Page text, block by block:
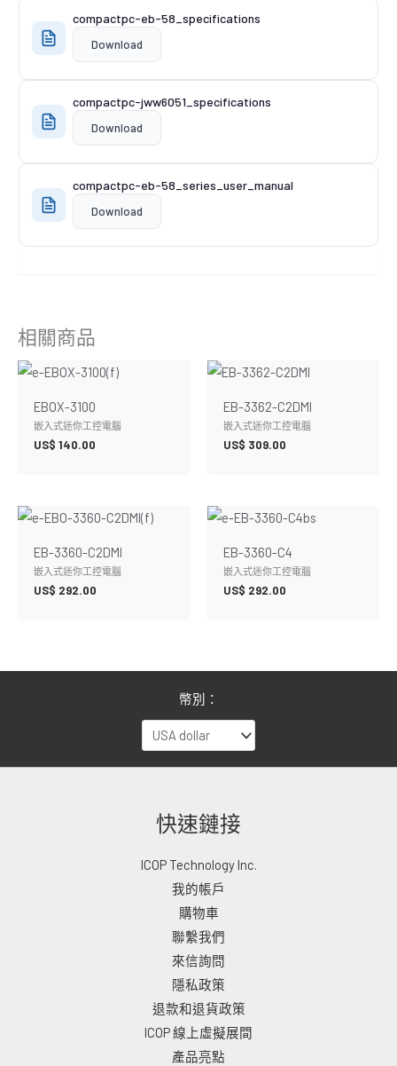
compactpc-eb-58_specifications
Download
compactpc-jww6051_specifications
Download
compactpc-eb-58_series_user_manual
Download
相關商品
EBOX-3100
嵌入式迷你工控電腦
US$ 140.00
EB-3362-C2DMI
嵌入式迷你工控電腦
US$ 309.00
EB-3360-C2DMI
嵌入式迷你工控電腦
US$ 292.00
EB-3360-C4
嵌入式迷你工控電腦
US$ 292.00
幣別：
快速鏈接
ICOP Technology Inc.
我的帳戶
購物車
聯繫我們
來信詢問
隱私政策
退款和退貨政策
ICOP 線上虛擬展間
產品亮點